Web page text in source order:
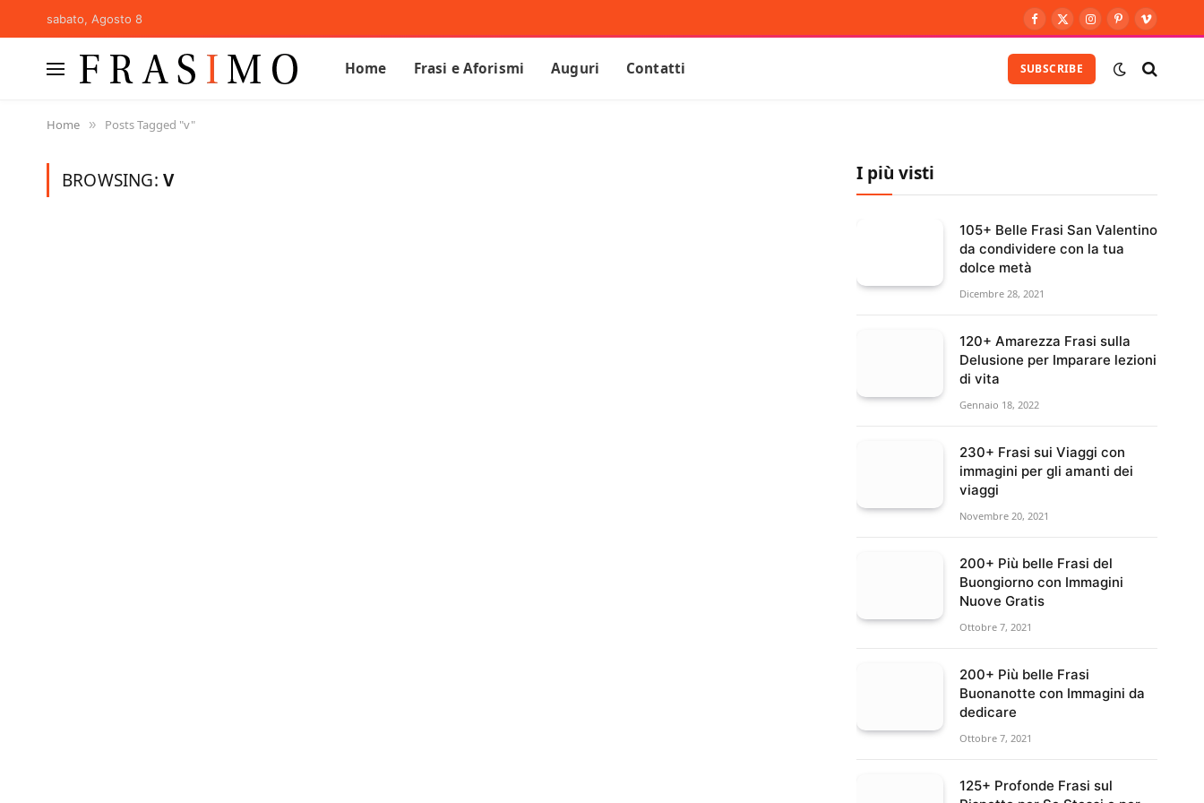
sabato, Agosto 8
Facebook
X
Instagram
Pinterest
Vimeo
Home Frasi e Aforismi Auguri Contatti SUBSCRIBE
Home » Posts Tagged "v"
BROWSING: V I più visti
105+ Belle Frasi San Valentino
da condividere con la tua
dolce metà
Dicembre 28, 2021
120+ Amarezza Frasi sulla
Delusione per Imparare lezioni
di vita
Gennaio 18, 2022
230+ Frasi sui Viaggi con
immagini per gli amanti dei
viaggi
Novembre 20, 2021
200+ Più belle Frasi del
Buongiorno con Immagini
Nuove Gratis
Ottobre 7, 2021
200+ Più belle Frasi
Buonanotte con Immagini da
dedicare
Ottobre 7, 2021
125+ Profonde Frasi sul